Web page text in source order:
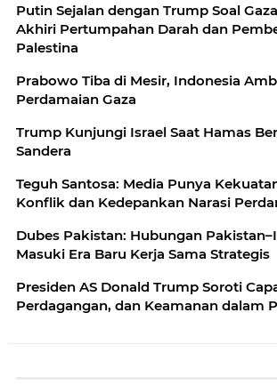
Putin Sejalan dengan Trump Soal
Akhiri Pertumpahan Darah dan
Palestina
Prabowo Tiba di Mesir, Indonesia
Perdamaian Gaza
Trump Kunjungi Israel Saat Hamas
Sandera
Teguh Santosa: Media Punya
Konflik dan Kedepankan Narasi
Dubes Pakistan: Hubungan
Masuki Era Baru Kerja Sama Strategis
Presiden AS Donald Trump Soroti
Perdagangan, dan Keamanan dalam